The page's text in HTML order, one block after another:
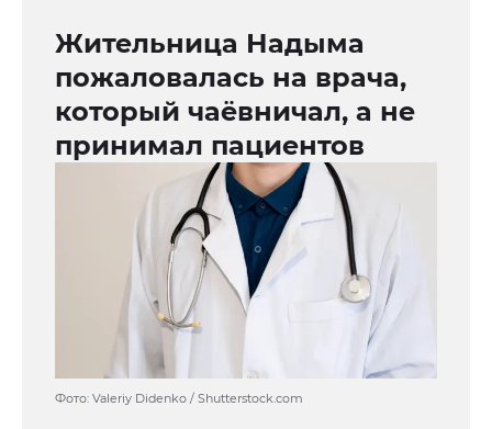
Жительница Надыма
пожаловалась на врача,
который чаёвничал, а не
принимал пациентов
Фото: Valeriy Didenko / Shutterstock.com